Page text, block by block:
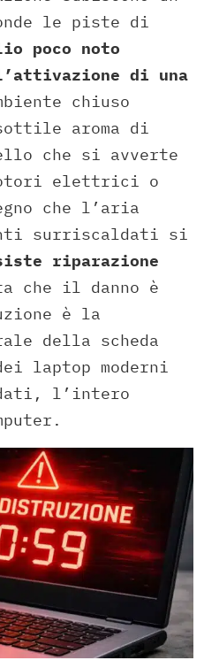
le piste di
poco noto
di una
chiuso
aroma di
che si avverte
elettrici o
che l’aria
surriscaldati si
riparazione
che il danno è
è la
della scheda
laptop moderni
l’intero